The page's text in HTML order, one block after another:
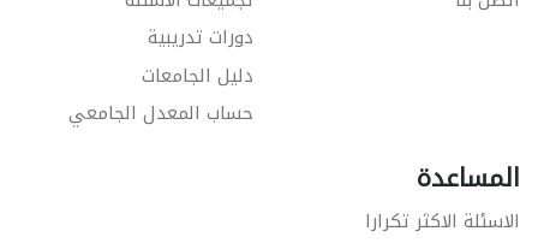
دورات تدريبية
دليل الجامعات
حساب المعدل الجامعي
المساعدة
الاسئلة الاكثر تكرارا